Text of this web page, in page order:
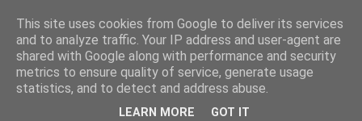
This site uses cookies from Google to deliver its services
and to analyze traffic. Your IP address and user-agent are
shared with Google along with performance and security
metrics to ensure quality of service, generate usage
statistics, and to detect and address abuse.
LEARN MORE GOT IT